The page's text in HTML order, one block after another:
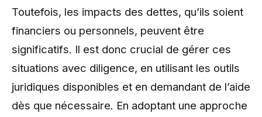
Toutefois, les impacts des dettes, qu’ils soient
financiers ou personnels, peuvent être
significatifs. Il est donc crucial de gérer ces
situations avec diligence, en utilisant les outils
juridiques disponibles et en demandant de l’aide
dès que nécessaire. En adoptant une approche